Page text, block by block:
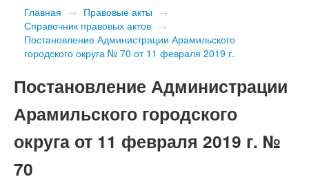
Главная → Правовые акты →
Справочник правовых актов →
Постановление Администрации Арамильского
городского округа № 70 от 11 февраля 2019 г.
Постановление Администрации
Арамильского городского
округа от 11 февраля 2019 г. №
70